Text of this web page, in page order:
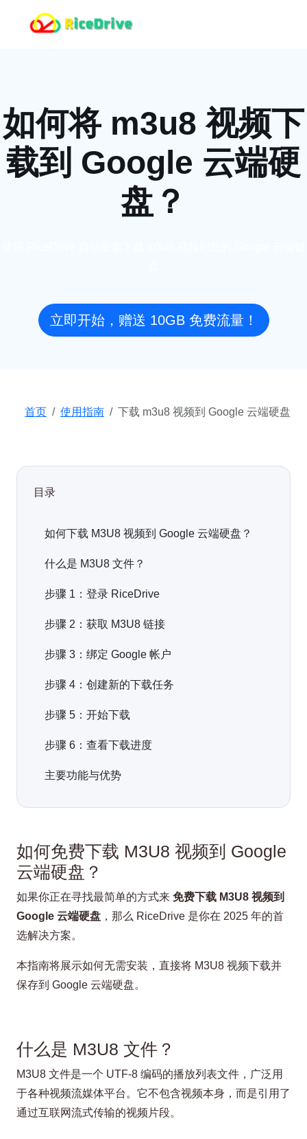
如何将 m3u8 视频下
载到 Google 云端硬
盘？
立即开始，赠送 10GB 免费流量！
首页 使用指南 下载 m3u8 视频到 Google 云端硬盘
目录
如何下载 M3U8 视频到 Google 云端硬盘？
什么是 M3U8 文件？
步骤 1：登录 RiceDrive
步骤 2：获取 M3U8 链接
步骤 3：绑定 Google 帐户
步骤 4：创建新的下载任务
步骤 5：开始下载
步骤 6：查看下载进度
主要功能与优势
如何免费下载 M3U8 视频到 Google
云端硬盘？
如果你正在寻找最简单的方式来 免费下载 M3U8 视频到
Google 云端硬盘 ，那么 RiceDrive 是你在 2025 年的首
选解决方案。
本指南将展示如何无需安装，直接将 M3U8 视频下载并
保存到 Google 云端硬盘。
什么是 M3U8 文件？
M3U8 文件是一个 UTF-8 编码的播放列表文件，广泛用
于各种视频流媒体平台。它不包含视频本身，而是引用了
通过互联网流式传输的视频片段。